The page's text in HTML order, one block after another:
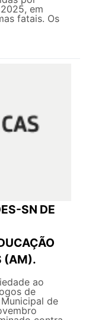
em
fatais. Os
SN DE
(AM).
ao
de
de